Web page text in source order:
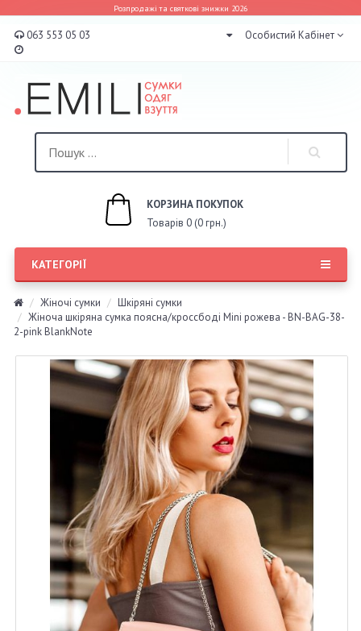
Розпродажі та святкові знижки 2026
063 553 05 03 Особистий Кабінет
КОРЗИНА ПОКУПОК
Товарів 0 (0 грн.)
КАТЕГОРІЇ
Жіночі сумки
Шкіряні сумки
Жіноча шкіряна сумка поясна/кроссбоді Mini рожева - BN-BAG-38-
2-pink BlankNote